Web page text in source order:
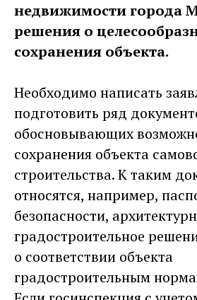
недвижимости города
решения о
сохранения объекта.
Необходимо написать
подготовить ряд
обосновывающих
сохранения объекта
строительства. К таким
относятся, например,
безопасности,
градостроительное
о соответствии объекта
градостроительным